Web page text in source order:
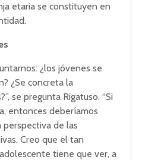
etaria se constituyen en
¿los jóvenes se
¿Se concreta la
se pregunta Rigatuso. “Si
entonces deberíamos
de las
Creo que el tan
tiene que ver, a